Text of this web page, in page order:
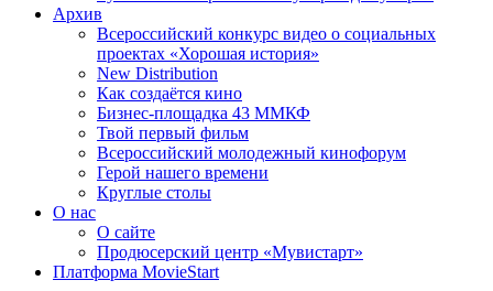
Архив
Всероссийский конкурс видео о социальных
проектах «Хорошая история»
New Distribution
Как создаётся кино
Бизнес-площадка 43 ММКФ
Твой первый фильм
Всероссийский молодежный кинофорум
Герой нашего времени
Круглые столы
О нас
О сайте
Продюсерский центр «Мувистарт»
Платформа MovieStart